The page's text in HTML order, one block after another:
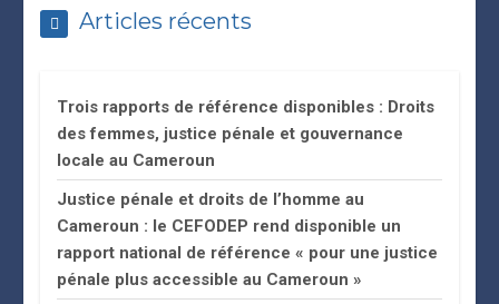
Articles récents
Trois rapports de référence disponibles : Droits
des femmes, justice pénale et gouvernance
locale au Cameroun
Justice pénale et droits de l’homme au
Cameroun : le CEFODEP rend disponible un
rapport national de référence « pour une justice
pénale plus accessible au Cameroun »